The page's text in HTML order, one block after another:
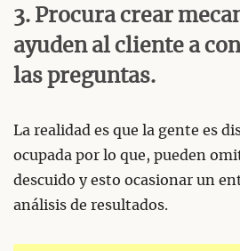
3. Procura crear
ayuden al cliente a
las preguntas.
La realidad es que la gente es
ocupada por lo que, pueden
descuido y esto ocasionar un
análisis de resultados.